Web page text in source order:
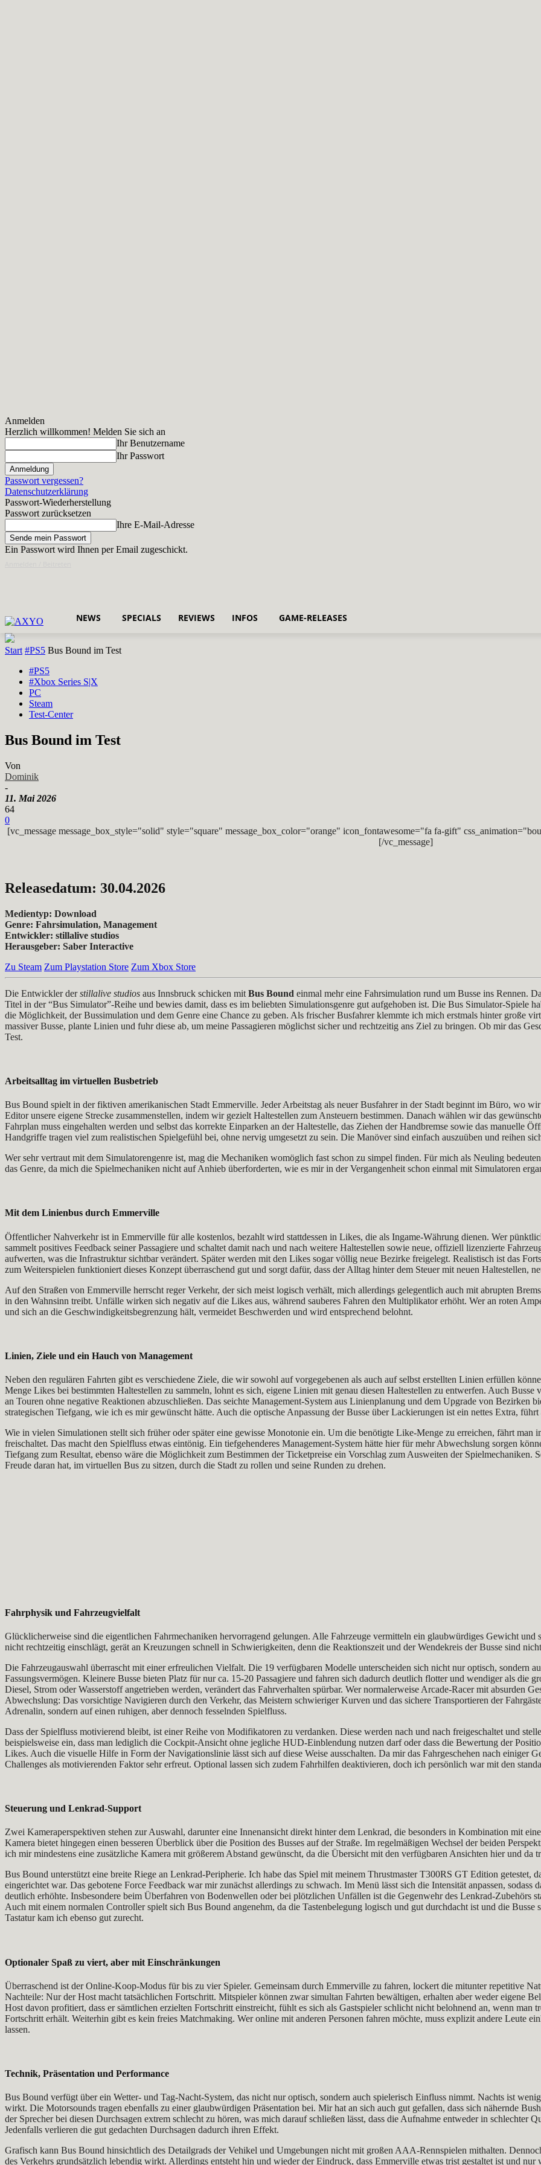
Anmelden
Herzlich willkommen! Melden Sie sich an
Ihr Benutzername
Ihr Passwort
Passwort vergessen?
Datenschutzerklärung
Passwort-Wiederherstellung
Passwort zurücksetzen
Ihre E-Mail-Adresse
Ein Passwort wird Ihnen per Email zugeschickt.
NEWS SPECIALS REVIEWS INFOS GAME-RELEASES
Start #PS5 Bus Bound im Test
#PS5
#Xbox Series S|X
PC
Steam
Test-Center
Bus Bound im Test
Von
Dominik
-
11. Mai 2026
64
0
[vc_message message_box_style="solid" style="square" message_box_color="orange" icon_fontawesome="fa fa-gift"
[/vc_message]
Releasedatum: 30.04.2026
Medientyp: Download
Genre: Fahrsimulation, Management
Entwickler: stillalive studios
Herausgeber: Saber Interactive
Zu Steam Zum Playstation Store Zum Xbox Store
Die Entwickler derstillalive studios aus Innsbruck schicken mit Bus Bound einmal mehr eine Fahrsimulation rund um Busse ins Rennen.
Titel in der “Bus Simulator”-Reihe und bewies damit, dass es im beliebten Simulationsgenre gut aufgehoben ist. Die Bus Simulator-Spiele
die Möglichkeit, der Bussimulation und dem Genre eine Chance zu geben. Als frischer Busfahrer klemmte ich mich erstmals hinter große
massiver Busse, plante Linien und fuhr diese ab, um meine Passagieren möglichst sicher und rechtzeitig ans Ziel zu bringen. Ob mir das
Test.
Arbeitsalltag im virtuellen Busbetrieb
Bus Bound spielt in der fiktiven amerikanischen Stadt Emmerville. Jeder Arbeitstag als neuer Busfahrer in der Stadt beginnt im Büro, wo
Editor unsere eigene Strecke zusammenstellen, indem wir gezielt Haltestellen zum Ansteuern bestimmen. Danach wählen wir das
Fahrplan muss eingehalten werden und selbst das korrekte Einparken an der Haltestelle, das Ziehen der Handbremse sowie das manuelle
Handgriffe tragen viel zum realistischen Spielgefühl bei, ohne nervig umgesetzt zu sein. Die Manöver sind einfach auszuüben und reihen
Wer sehr vertraut mit dem Simulatorengenre ist, mag die Mechaniken womöglich fast schon zu simpel finden. Für mich als Neuling
das Genre, da mich die Spielmechaniken nicht auf Anhieb überforderten, wie es mir in der Vergangenheit schon einmal mit Simulatoren
Mit dem Linienbus durch Emmerville
Öffentlicher Nahverkehr ist in Emmerville für alle kostenlos, bezahlt wird stattdessen in Likes, die als Ingame-Währung dienen. Wer
sammelt positives Feedback seiner Passagiere und schaltet damit nach und nach weitere Haltestellen sowie neue, offiziell lizenzierte
aufwerten, was die Infrastruktur sichtbar verändert. Später werden mit den Likes sogar völlig neue Bezirke freigelegt. Realistisch ist das
zum Weiterspielen funktioniert dieses Konzept überraschend gut und sorgt dafür, dass der Alltag hinter dem Steuer mit neuen Haltestellen,
Auf den Straßen von Emmerville herrscht reger Verkehr, der sich meist logisch verhält, mich allerdings gelegentlich auch mit abrupten
in den Wahnsinn treibt. Unfälle wirken sich negativ auf die Likes aus, während sauberes Fahren den Multiplikator erhöht. Wer an roten
und sich an die Geschwindigkeitsbegrenzung hält, vermeidet Beschwerden und wird entsprechend belohnt.
Linien, Ziele und ein Hauch von Management
Neben den regulären Fahrten gibt es verschiedene Ziele, die wir sowohl auf vorgegebenen als auch auf selbst erstellten Linien erfüllen
Menge Likes bei bestimmten Haltestellen zu sammeln, lohnt es sich, eigene Linien mit genau diesen Haltestellen zu entwerfen. Auch
an Touren ohne negative Reaktionen abzuschließen. Das seichte Management‑System aus Linienplanung und dem Upgrade von Bezirken
strategischen Tiefgang, wie ich es mir gewünscht hätte. Auch die optische Anpassung der Busse über Lackierungen ist ein nettes Extra,
Wie in vielen Simulationen stellt sich früher oder später eine gewisse Monotonie ein. Um die benötigte Like‑Menge zu erreichen, fährt man
freischaltet. Das macht den Spielfluss etwas eintönig. Ein tiefgehenderes Management‑System hätte hier für mehr Abwechslung sorgen
Tiefgang zum Resultat, ebenso wäre die Möglichkeit zum Bestimmen der Ticketpreise ein Vorschlag zum Ausweiten der Spielmechaniken.
Freude daran hat, im virtuellen Bus zu sitzen, durch die Stadt zu rollen und seine Runden zu drehen.
Fahrphysik und Fahrzeugvielfalt
Glücklicherweise sind die eigentlichen Fahrmechaniken hervorragend gelungen. Alle Fahrzeuge vermitteln ein glaubwürdiges Gewicht
nicht rechtzeitig einschlägt, gerät an Kreuzungen schnell in Schwierigkeiten, denn die Reaktionszeit und der Wendekreis der Busse sind
Die Fahrzeugauswahl überrascht mit einer erfreulichen Vielfalt. Die 19 verfügbaren Modelle unterscheiden sich nicht nur optisch, sondern
Fassungsvermögen. Kleinere Busse bieten Platz für nur ca. 15-20 Passagiere und fahren sich dadurch deutlich flotter und wendiger als die
Diesel, Strom oder Wasserstoff angetrieben werden, verändert das Fahrverhalten spürbar. Wer normalerweise Arcade‑Racer mit absurden
Abwechslung: Das vorsichtige Navigieren durch den Verkehr, das Meistern schwieriger Kurven und das sichere Transportieren der
Adrenalin, sondern auf einen ruhigen, aber dennoch fesselnden Spielfluss.
Dass der Spielfluss motivierend bleibt, ist einer Reihe von Modifikatoren zu verdanken. Diese werden nach und nach freigeschaltet und
beispielsweise ein, dass man lediglich die Cockpit-Ansicht ohne jegliche HUD-Einblendung nutzen darf oder dass die Bewertung der
Likes. Auch die visuelle Hilfe in Form der Navigationslinie lässt sich auf diese Weise ausschalten. Da mir das Fahrgeschehen nach einiger
Challenges als motivierenden Faktor sehr erfreut. Optional lassen sich zudem Fahrhilfen deaktivieren, doch ich persönlich war mit den
Steuerung und Lenkrad-Support
Zwei Kameraperspektiven stehen zur Auswahl, darunter eine Innenansicht direkt hinter dem Lenkrad, die besonders in Kombination mit
Kamera bietet hingegen einen besseren Überblick über die Position des Busses auf der Straße. Im regelmäßigen Wechsel der beiden
ich mir mindestens eine zusätzliche Kamera mit größerem Abstand gewünscht, da die Übersicht mit den verfügbaren Ansichten hier und da
Bus Bound unterstützt eine breite Riege an Lenkrad-Peripherie. Ich habe das Spiel mit meinem Thrustmaster T300RS GT Edition getestet,
eingerichtet war. Das gebotene Force Feedback war mir zunächst allerdings zu schwach. Im Menü lässt sich die Intensität anpassen,
deutlich erhöhte. Insbesondere beim Überfahren von Bodenwellen oder bei plötzlichen Unfällen ist die Gegenwehr des Lenkrad-Zubehörs
Auch mit einem normalen Controller spielt sich Bus Bound angenehm, da die Tastenbelegung logisch und gut durchdacht ist und die
Tastatur kam ich ebenso gut zurecht.
Optionaler Spaß zu viert, aber mit Einschränkungen
Überraschend ist der Online‑Koop-Modus für bis zu vier Spieler. Gemeinsam durch Emmerville zu fahren, lockert die mitunter repetitive
Nachteile: Nur der Host macht tatsächlichen Fortschritt. Mitspieler können zwar simultan Fahrten bewältigen, erhalten aber weder eigene
Host davon profitiert, dass er sämtlichen erzielten Fortschritt einstreicht, fühlt es sich als Gastspieler schlicht nicht belohnend an, wenn
Fortschritt erhält. Weiterhin gibt es kein freies Matchmaking. Wer online mit anderen Personen fahren möchte, muss explizit andere Leute
lassen.
Technik, Präsentation und Performance
Bus Bound verfügt über ein Wetter- und Tag‑Nacht‑System, das nicht nur optisch, sondern auch spielerisch Einfluss nimmt. Nachts ist
wirkt. Die Motorsounds tragen ebenfalls zu einer glaubwürdigen Präsentation bei. Mir hat an sich auch gut gefallen, dass sich nähernde
der Sprecher bei diesen Durchsagen extrem schlecht zu hören, was mich darauf schließen lässt, dass die Aufnahme entweder in schlechter
Jedenfalls verlieren die gut gedachten Durchsagen dadurch ihren Effekt.
Grafisch kann Bus Bound hinsichtlich des Detailgrads der Vehikel und Umgebungen nicht mit großen AAA‑Rennspielen mithalten.
des Verkehrs grundsätzlich lebendig wirkt. Allerdings entsteht hin und wieder der Eindruck, dass Emmerville etwas trist gestaltet ist und